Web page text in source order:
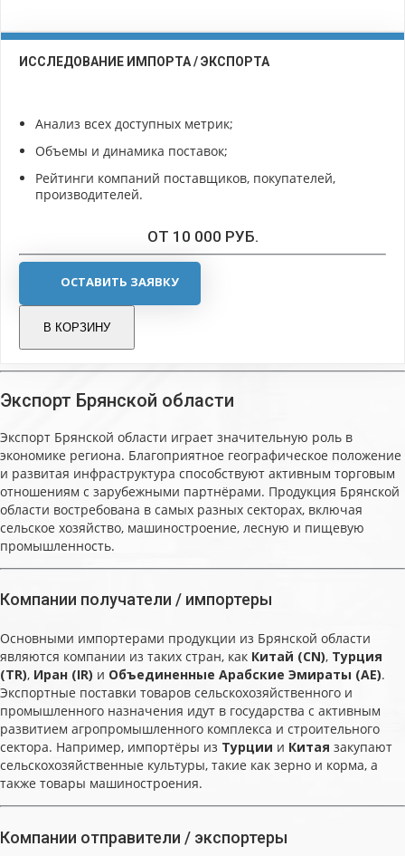
ИССЛЕДОВАНИЕ ИМПОРТА / ЭКСПОРТА
Анализ всех доступных метрик;
Объемы и динамика поставок;
Рейтинги компаний поставщиков, покупателей,
производителей.
ОТ 10 000 РУБ.
ОСТАВИТЬ ЗАЯВКУ
В КОРЗИНУ
Экспорт Брянской области
Экспорт Брянской области играет значительную роль в
экономике региона. Благоприятное географическое положение
и развитая инфраструктура способствуют активным торговым
отношениям с зарубежными партнёрами. Продукция Брянской
области востребована в самых разных секторах, включая
сельское хозяйство, машиностроение, лесную и пищевую
промышленность.
Компании получатели / импортеры
Основными импортерами продукции из Брянской области
являются компании из таких стран, как Китай (CN), Турция
(TR), Иран (IR) и Объединенные Арабские Эмираты (AE).
Экспортные поставки товаров сельскохозяйственного и
промышленного назначения идут в государства с активным
развитием агропромышленного комплекса и строительного
сектора. Например, импортёры из Турции и Китая закупают
сельскохозяйственные культуры, такие как зерно и корма, а
также товары машиностроения.
Компании отправители / экспортеры